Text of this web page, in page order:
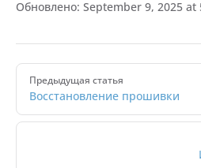
Обновлено: September 9, 2025 at
PagerПредыдущая статья
Восстановление прошивки